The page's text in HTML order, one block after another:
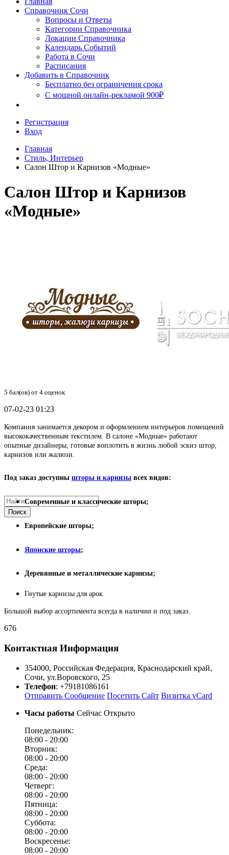
Сочи
Поиск
Справочник Сочи
Вопросы и Ответы
Категории Справочника
Локации Справочника
Календарь Событий
Работа в Сочи
Расписания
Добавить в Справочник
Бесплатно без ограничения срока
С мощной онлайн-рекламой 900₽
Регистрация
Вход
Главная
Стиль, Интерьер
Салон Штор и Карнизов «Модные»
Салон Штор и Карнизов
«Модные»
5 бал(ов) от 4 оценок
07-02-23 01:23
Компания занимается декором и оформлением интерьеров помещений
высококачественным текстилем. В салоне «Модные» работают
опытные дизайнеры, готовые воплотить в жизнь любой эскиз штор,
карнизов или жалюзи.
Под заказ доступны шторы и карнизы всех видов:
Современные и классические шторы;
Европейские шторы;
Японские шторы;
Деревянные и металлические карнизы;
Гнутые карнизы для арок
Большой выбор ассортимента всегда в наличии и под заказ.
676
Контактная Информация
354000, Российская Федерация, Краснодарский край,
Сочи, ул.Воровского, 25
Телефон: +79181086161
Отправить Сообщение Посетить Сайт Визитка vCard
Часы работы Сейчас Открыто
Понедельник:
08:00 - 20:00
Вторник:
08:00 - 20:00
Среда:
08:00 - 20:00
Четверг:
08:00 - 20:00
Пятница:
08:00 - 20:00
Суббота:
08:00 - 20:00
Воскресенье:
08:00 - 20:00